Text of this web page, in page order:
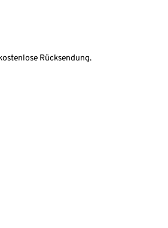
Rücksendung.